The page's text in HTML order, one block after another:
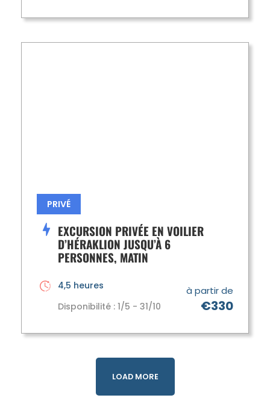
PRIVÉ
EXCURSION PRIVÉE EN VOILIER
D’HÉRAKLION JUSQU’À 6
PERSONNES, MATIN
à partir de
€330
4,5 heures
Disponibilité : 1/5 - 31/10
LOAD MORE